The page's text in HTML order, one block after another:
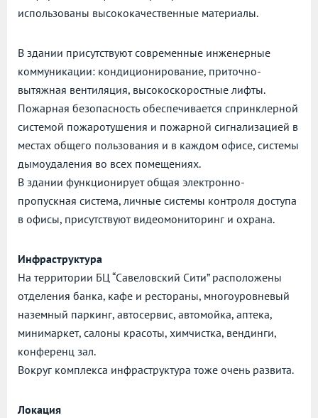
использованы высококачественные материалы.
В здании присутствуют современные инженерные
коммуникации: кондиционирование, приточно-
вытяжная вентиляция, высокоскоростные лифты.
Пожарная безопасность обеспечивается спринклерной
системой пожаротушения и пожарной сигнализацией в
местах общего пользования и в каждом офисе, системы
дымоудаления во всех помещениях.
В здании функционирует общая электронно-
пропускная система, личные системы контроля доступа
в офисы, присутствуют видеомониторинг и охрана.
Инфраструктура
На территории БЦ “Савеловский Сити” расположены
отделения банка, кафе и рестораны, многоуровневый
наземный паркинг, автосервис, автомойка, аптека,
минимаркет, салоны красоты, химчистка, вендинги,
конференц зал.
Вокруг комплекса инфраструктура тоже очень развита.
Локация